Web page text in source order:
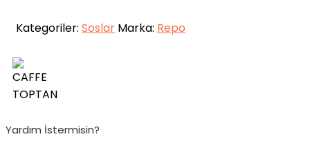
Kategoriler: Soslar Marka: Repo
Yardım İstermisin?